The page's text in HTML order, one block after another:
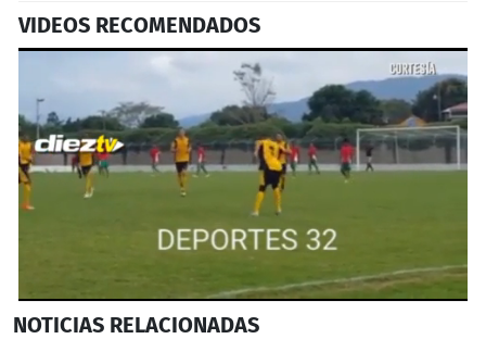
VIDEOS RECOMENDADOS
seconds
NOTICIAS RELACIONADAS